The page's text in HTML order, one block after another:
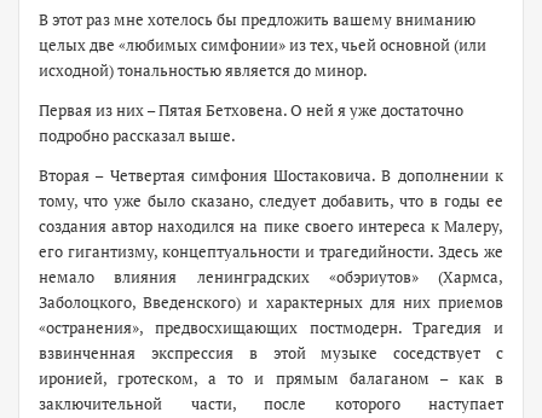
В этот раз мне хотелось бы предложить вашему вниманию
целых две «любимых симфонии» из тех, чьей основной (или
исходной) тональностью является до минор.
Первая из них – Пятая Бетховена. О ней я уже достаточно
подробно рассказал выше.
Вторая – Четвертая симфония Шостаковича. В дополнении к
тому, что уже было сказано, следует добавить, что в годы ее
создания автор находился на пике своего интереса к Малеру,
его гигантизму, концептуальности и трагедийности. Здесь же
немало влияния ленинградских «обэриутов» (Хармса,
Заболоцкого, Введенского) и характерных для них приемов
«остранения», предвосхищающих постмодерн. Трагедия и
взвинченная экспрессия в этой музыке соседствует с
иронией, гротеском, а то и прямым балаганом – как в
заключительной части, после которого наступает